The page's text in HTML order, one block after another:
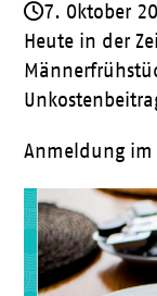
7. Oktober
Heute in der
Anmeldung im